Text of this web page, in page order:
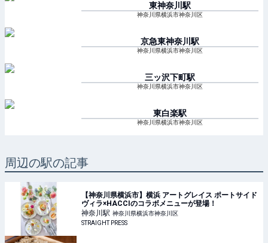
東神奈川 駅
神奈川県横浜市神奈川区
京急東神奈川 駅
神奈川県横浜市神奈川区
三ッ沢下町駅
神奈川県横浜市神奈川区
東白楽駅
神奈川県横浜市神奈川区
周辺の駅の記事
【神奈川県横浜市】横浜 アートグレイス ポートサイド
ヴィラ×HACCIのコラボメニューが登場！
神奈川駅 神奈川県横浜市神奈川区
STRAIGHT PRESS